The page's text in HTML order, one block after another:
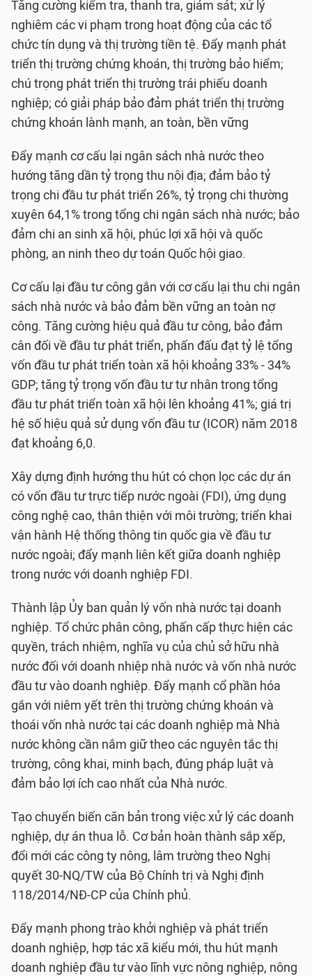
Tăng cường kiểm tra, thanh tra, giám sát; xử lý
nghiêm các vi phạm trong hoạt động của các tổ
chức tín dụng và thị trường tiền tệ. Đẩy mạnh phát
triển thị trường chứng khoán, thị trường bảo hiểm;
chú trọng phát triển thị trường trái phiếu doanh
nghiệp; có giải pháp bảo đảm phát triển thị trường
chứng khoán lành mạnh, an toàn, bền vững
Đẩy mạnh cơ cấu lại ngân sách nhà nước theo
hướng tăng dần tỷ trọng thu nội địa; đảm bảo tỷ
trọng chi đầu tư phát triển 26%, tỷ trọng chi thường
xuyên 64,1% trong tổng chi ngân sách nhà nước; bảo
đảm chi an sinh xã hội, phúc lợi xã hội và quốc
phòng, an ninh theo dự toán Quốc hội giao.
Cơ cấu lại đầu tư công gắn với cơ cấu lại thu chi ngân
sách nhà nước và bảo đảm bền vững an toàn nợ
công. Tăng cường hiệu quả đầu tư công, bảo đảm
cân đối về đầu tư phát triển, phấn đấu đạt tỷ lệ tổng
vốn đầu tư phát triển toàn xã hội khoảng 33% - 34%
GDP; tăng tỷ trọng vốn đầu tư tư nhân trong tổng
đầu tư phát triển toàn xã hội lên khoảng 41%; giá trị
hệ số hiệu quả sử dụng vốn đầu tư (ICOR) năm 2018
đạt khoảng 6,0.
Xây dựng định hướng thu hút có chọn lọc các dự án
có vốn đầu tư trực tiếp nước ngoài (FDI), ứng dụng
công nghệ cao, thân thiện với môi trường; triển khai
vận hành Hệ thống thông tin quốc gia về đầu tư
nước ngoài; đẩy mạnh liên kết giữa doanh nghiệp
trong nước với doanh nghiệp FDI.
Thành lập Ủy ban quản lý vốn nhà nước tại doanh
nghiệp. Tổ chức phân công, phấn cấp thực hiện các
quyền, trách nhiệm, nghĩa vụ của chủ sở hữu nhà
nước đối với doanh nhiệp nhà nước và vốn nhà nước
đầu tư vào doanh nghiệp. Đẩy mạnh cổ phần hóa
gắn với niêm yết trên thị trường chứng khoán và
thoái vốn nhà nước tại các doanh nghiệp mà Nhà
nước không cần nắm giữ theo các nguyên tắc thị
trường, công khai, minh bạch, đúng pháp luật và
đảm bảo lợi ích cao nhất của Nhà nước.
Tạo chuyển biến căn bản trong việc xử lý các doanh
nghiệp, dự án thua lỗ. Cơ bản hoàn thành sắp xếp,
đổi mới các công ty nông, lâm trường theo Nghị
quyết 30-NQ/TW của Bộ Chính trị và Nghị định
118/2014/NĐ-CP của Chính phủ.
Đẩy mạnh phong trào khởi nghiệp và phát triển
doanh nghiệp, hợp tác xã kiểu mới, thu hút mạnh
doanh nghiệp đầu tư vào lĩnh vực nông nghiệp, nông